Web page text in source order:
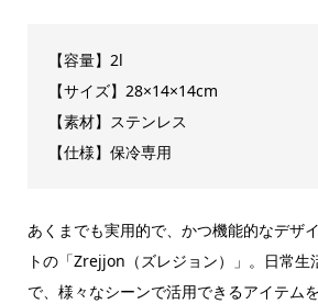
【容量】2l
【サイズ】28×14×14cm
【素材】ステンレス
【仕様】保冷専用
あくまでも実用的で、かつ機能的なデザ
トの「Zrejjon（ズレジョン）」。日常生
で、様々なシーンで活用できるアイテム